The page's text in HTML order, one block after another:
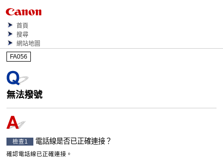
首頁
搜尋
網站地圖
FA056
無法撥號
檢查1 電話線是否已正確連接？
確認電話線已正確連接。